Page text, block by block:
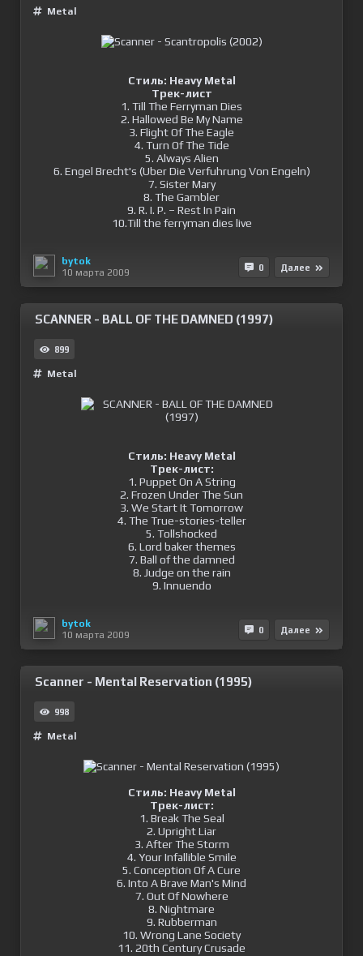
Metal
Стиль: Heavy Metal
Трек-лист
1. Till The Ferryman Dies
2. Hallowed Be My Name
3. Flight Of The Eagle
4. Turn Of The Tide
5. Always Alien
6. Engel Brecht's (Uber Die Verfuhrung Von Engeln)
7. Sister Mary
8. The Gambler
9. R. I. P. – Rest In Pain
10.Till the ferryman dies live
bytok
10 марта 2009
0 Далее
SCANNER - BALL OF THE DAMNED (1997)
899
Metal
Стиль: Heavy Metal
Трек-лист:
1. Puppet On A String
2. Frozen Under The Sun
3. We Start It Tomorrow
4. The True-stories-teller
5. Tollshocked
6. Lord baker themes
7. Ball of the damned
8. Judge on the rain
9. Innuendo
bytok
10 марта 2009
0 Далее
Scanner - Mental Reservation (1995)
998
Metal
Стиль: Heavy Metal
Трек-лист:
1. Break The Seal
2. Upright Liar
3. After The Storm
4. Your Infallible Smile
5. Conception Of A Cure
6. Into A Brave Man's Mind
7. Out Of Nowhere
8. Nightmare
9. Rubberman
10. Wrong Lane Society
11. 20th Century Crusade